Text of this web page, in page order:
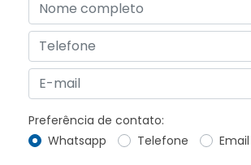
Preferência de contato:
Whatsapp
Telefone Email